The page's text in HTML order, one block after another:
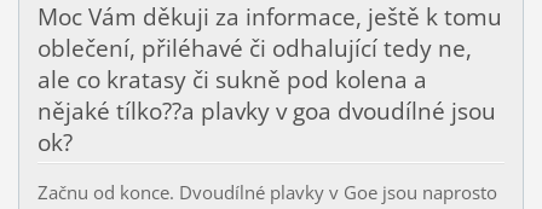
Moc Vám děkuji za informace, ještě k tomu
oblečení, přiléhavé či odhalující tedy ne,
ale co kratasy či sukně pod kolena a
nějaké tílko??a plavky v goa dvoudílné jsou
ok?
Začnu od konce. Dvoudílné plavky v Goe jsou naprosto